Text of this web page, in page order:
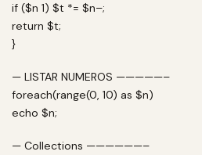
if ($n 1) $t *= $n–;
return $t;
}
— LISTAR NUMEROS —————–
foreach(range(0, 10) as $n)
echo $n;
— Collections ——————–